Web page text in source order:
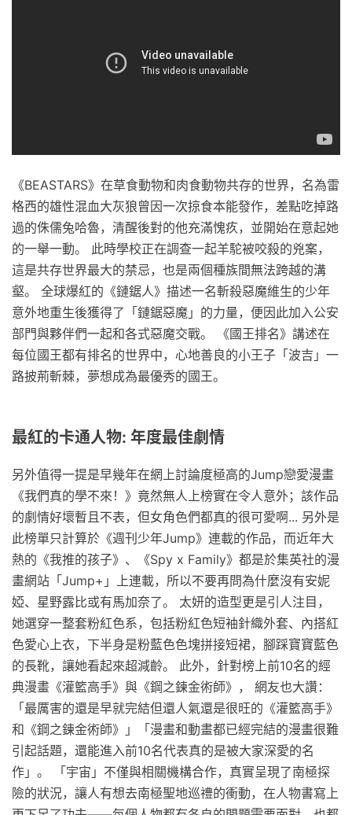
《BEASTARS》在草食動物和肉食動物共存的世界，名為雷
格西的雄性混血大灰狼曾因一次掠食本能發作，差點吃掉路
過的侏儒兔哈魯，清醒後對的他充滿愧疚，並開始在意起她
的一舉一動。 此時學校正在調查一起羊駝被咬殺的兇案，
這是共存世界最大的禁忌，也是兩個種族間無法跨越的溝
壑。 全球爆紅的《鏈鋸人》描述一名斬殺惡魔維生的少年
意外地重生後獲得了「鏈鋸惡魔」的力量，便因此加入公安
部門與夥伴們一起和各式惡魔交戰。 《國王排名》講述在
每位國王都有排名的世界中，心地善良的小王子「波吉」一
路披荊斬棘，夢想成為最優秀的國王。
最紅的卡通人物: 年度最佳劇情
另外值得一提是早幾年在網上討論度極高的Jump戀愛漫畫
《我們真的學不來！》竟然無人上榜實在令人意外；該作品
的劇情好壞暫且不表，但女角色們都真的很可愛啊... 另外是
此榜單只計算於《週刊少年Jump》連載的作品，而近年大
熱的《我推的孩子》、《Spy x Family》都是於集英社的漫
畫網站「Jump+」上連載，所以不要再問為什麼沒有安妮
婭、星野露比或有馬加奈了。 太妍的造型更是引人注目，
她選穿一整套粉紅色系，包括粉紅色短袖針織外套、內搭紅
色愛心上衣，下半身是粉藍色色塊拼接短裙，腳踩寶寶藍色
的長靴，讓她看起來超減齡。 此外，針對榜上前10名的經
典漫畫《灌籃高手》與《鋼之鍊金術師》， 網友也大讚：
「最厲害的還是早就完結但還人氣還是很旺的《灌籃高手》
和《鋼之鍊金術師》」「漫畫和動畫都已經完結的漫畫很難
引起話題，還能進入前10名代表真的是被大家深愛的名
作」。 「宇宙」不僅與相關機構合作，真實呈現了南極探
險的狀況，讓人有想去南極聖地巡禮的衝動，在人物書寫上